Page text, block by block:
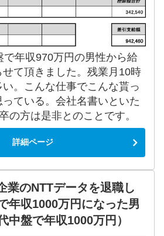
で年収970万円の男性から給
て頂きました。残業月10時
。こんな仕事でこんな貰っ
ている。会社名書いといた
の方は是非とのことです。
詳細ページ
業のNTTデータを退職し
年収1000万円になった男
中盤で年収1000万円）